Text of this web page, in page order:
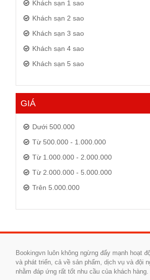
Khách sạn 1 sao
Khách sạn 2 sao
Khách sạn 3 sao
Khách sạn 4 sao
Khách sạn 5 sao
GIÁ
Dưới 500.000
Từ 500.000 - 1.000.000
Từ 1.000.000 - 2.000.000
Từ 2.000.000 - 5.000.000
Trên 5.000.000
Bookingvn luôn không ngừng đẩy mạnh hoạt
và phát triển, cả về sản phẩm, dịch vụ và đội
nhằm đáp ứng rất tốt nhu cầu của khách hàng.